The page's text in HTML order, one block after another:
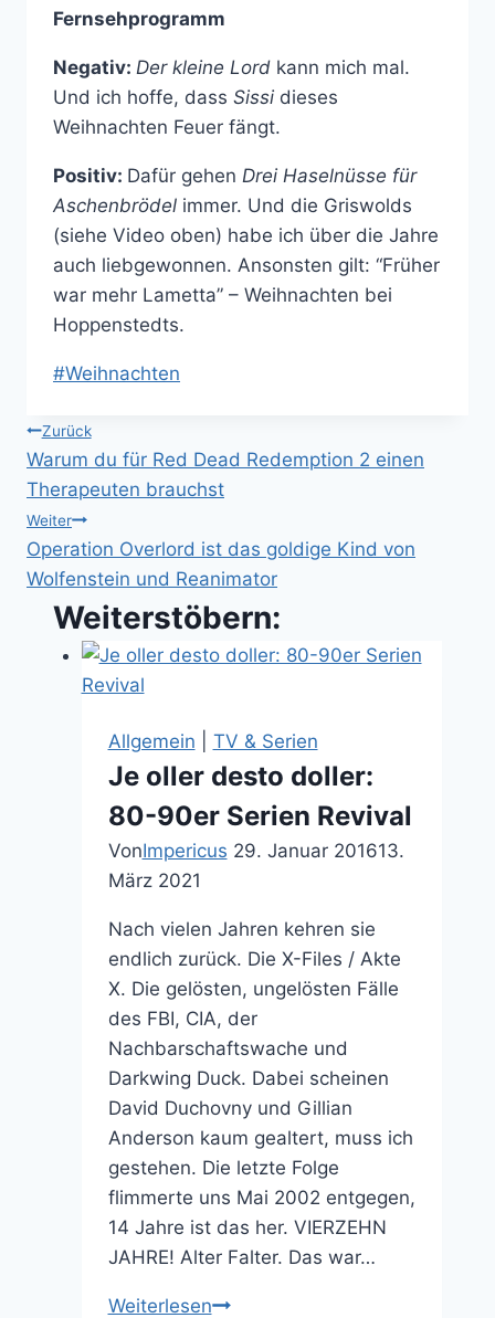
Fernsehprogramm
Negativ: Der kleine Lord kann mich mal.
Und ich hoffe, dass Sissi dieses
Weihnachten Feuer fängt.
Positiv: Dafür gehen Drei Haselnüsse für
Aschenbrödel immer. Und die Griswolds
(siehe Video oben) habe ich über die Jahre
auch liebgewonnen. Ansonsten gilt: “Früher
war mehr Lametta” – Weihnachten bei
Hoppenstedts.
Schlagworte:
#Weihnachten
Beitragsnavigation
Zurück
Warum du für Red Dead Redemption 2 einen
Therapeuten brauchst
Weiter
Operation Overlord ist das goldige Kind von
Wolfenstein und Reanimator
Weiterstöbern:
Allgemein TV & Serien
Je oller desto doller:
80-90er Serien Revival
VonImpericus 29. Januar 201613.
März 2021
Nach vielen Jahren kehren sie
endlich zurück. Die X-Files / Akte
X. Die gelösten, ungelösten Fälle
des FBI, CIA, der
Nachbarschaftswache und
Darkwing Duck. Dabei scheinen
David Duchovny und Gillian
Anderson kaum gealtert, muss ich
gestehen. Die letzte Folge
flimmerte uns Mai 2002 entgegen,
14 Jahre ist das her. VIERZEHN
JAHRE! Alter Falter. Das war…
WeiterlesenJe